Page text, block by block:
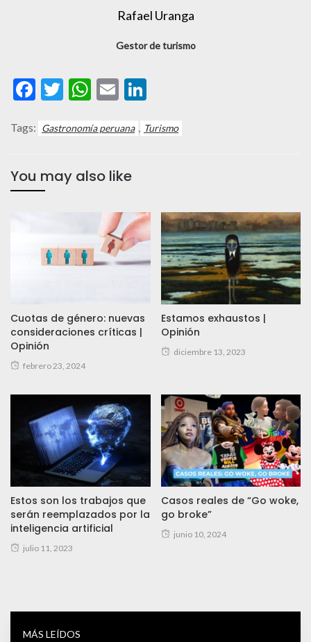
Rafael Uranga
Gestor de turismo
Facebook
Twitter
WhatsApp
Email
Tags: Gastronomía peruana Turismo
You may also like
Cuotas de género: nuevas
consideraciones críticas |
Opinión
febrero 23, 2024
Estamos exhaustos |
Opinión
diciembre 13, 2023
Estos son los trabajos que
serán reemplazados por la
inteligencia artificial
julio 11, 2023
Casos reales de “Go woke,
go broke”
junio 10, 2024
MÁS LEÍDOS